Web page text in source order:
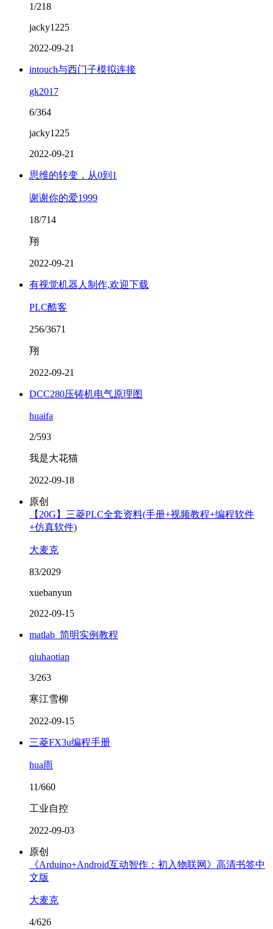
1/218
jacky1225
2022-09-21
intouch与西门子模拟连接
gk2017
6/364
jacky1225
2022-09-21
思维的转变，从0到1
谢谢你的爱1999
18/714
翔
2022-09-21
有视觉机器人制作,欢迎下载
PLC酷客
256/3671
翔
2022-09-21
DCC280压铸机电气原理图
huaifa
2/593
我是大花猫
2022-09-18
原创
【20G】三菱PLC全套资料(手册+视频教程+编程软件
+仿真软件)
大麦克
83/2029
xuebanyun
2022-09-15
matlab_简明实例教程
qiuhaotian
3/263
寒江雪柳
2022-09-15
三菱FX3u编程手册
hua雨
11/660
工业自控
2022-09-03
原创
《Arduino+Android互动智作：初入物联网》高清书签中
文版
大麦克
4/626